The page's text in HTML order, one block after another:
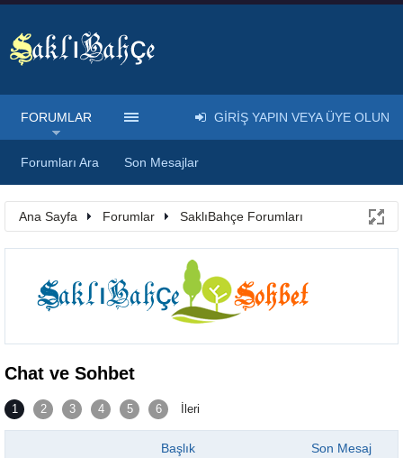
Ana Sayfa Forumlar SaklıBahçe Forumları
Chat ve Sohbet
1 2 3 4 5 6 İleri
Başlık Son Mesaj
FORUMLAR
Forumları Ara Son Mesajlar
GIRIŞ YAPIN VEYA ÜYE OLUN